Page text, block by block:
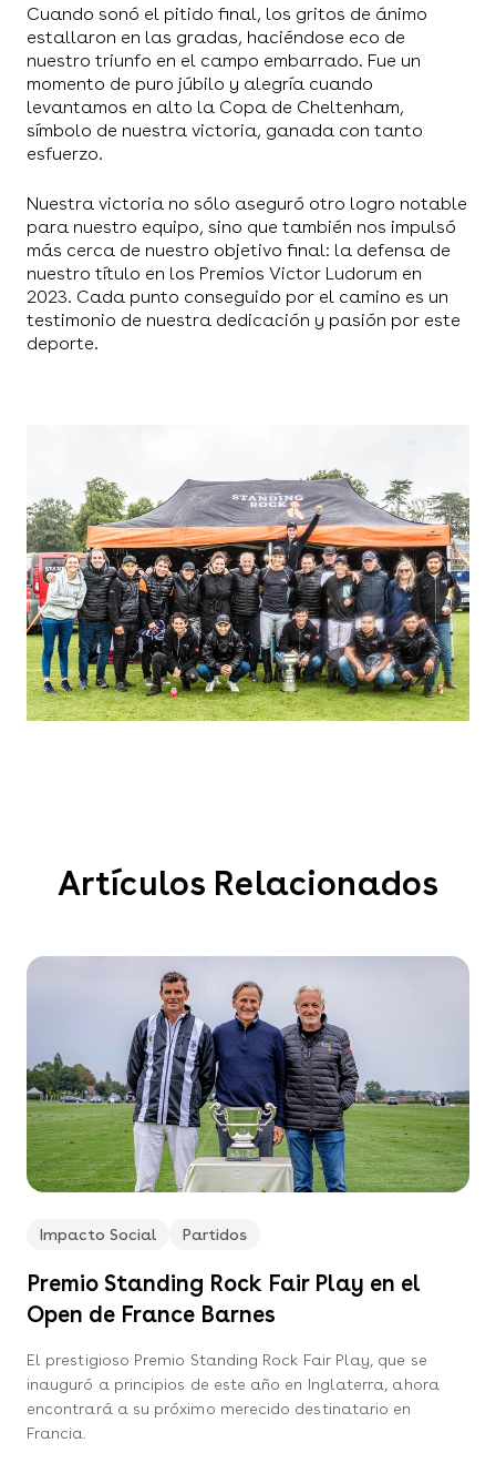
Cuando sonó el pitido final, los gritos de ánimo
estallaron en las gradas, haciéndose eco de
nuestro triunfo en el campo embarrado. Fue un
momento de puro júbilo y alegría cuando
levantamos en alto la Copa de Cheltenham,
símbolo de nuestra victoria, ganada con tanto
esfuerzo.
Nuestra victoria no sólo aseguró otro logro notable
para nuestro equipo, sino que también nos impulsó
más cerca de nuestro objetivo final: la defensa de
nuestro título en los Premios Victor Ludorum en
2023. Cada punto conseguido por el camino es un
testimonio de nuestra dedicación y pasión por este
deporte.
Artículos Relacionados
Impacto Social Partidos
Premio Standing Rock Fair Play en el
Open de France Barnes
El prestigioso Premio Standing Rock Fair Play, que se
inauguró a principios de este año en Inglaterra, ahora
encontrará a su próximo merecido destinatario en
Francia.